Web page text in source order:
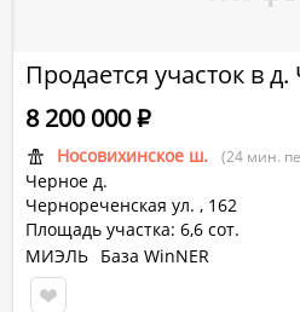
Продается участок в
Носовихинское ш. (24 мин.
Черное д.
Чернореченская ул. , 162
Площадь участка: 6,6 сот.
8 200 000Р
МИЭЛЬ База WinNER